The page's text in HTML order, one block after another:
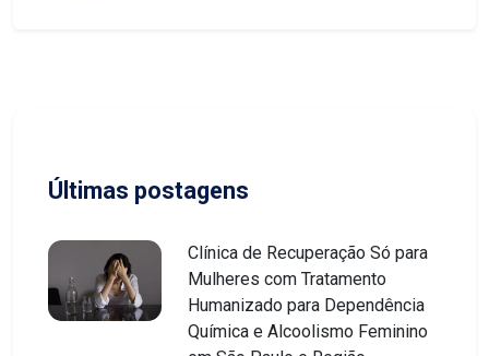
Últimas postagens
Clínica de Recuperação Só para
Mulheres com Tratamento
Humanizado para Dependência
Química e Alcoolismo Feminino